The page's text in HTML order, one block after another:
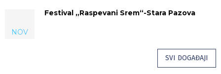
NOV
Festival „Raspevani Srem“-Stara Pazova
SVI DOGAĐAJI